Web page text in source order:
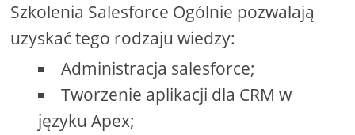
Szkolenia Salesforce Ogólnie pozwalają
uzyskać tego rodzaju wiedzy:
Administracja salesforce;
Tworzenie aplikacji dla CRM w
języku Apex;